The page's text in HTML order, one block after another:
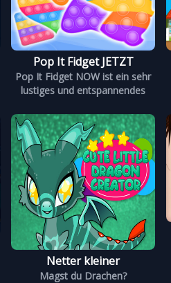
Pop It Fidget JETZT
Pop It Fidget NOW ist ein sehr
lustiges und entspannendes
Netter kleiner
Magst du Drachen?